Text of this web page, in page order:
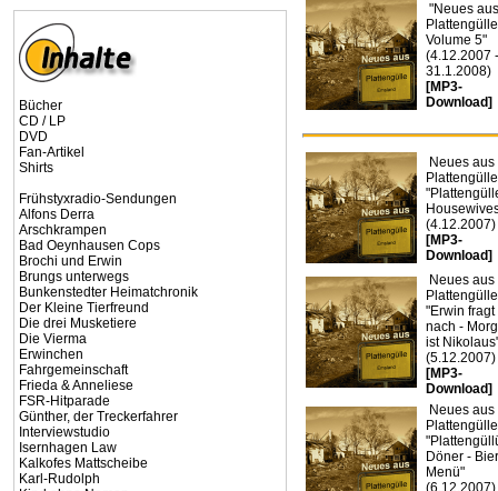
Bücher
CD / LP
DVD
Fan-Artikel
Shirts
Frühstyxradio-Sendungen
Alfons Derra
Arschkrampen
Bad Oeynhausen Cops
Brochi und Erwin
Brungs unterwegs
Bunkenstedter Heimatchronik
Der Kleine Tierfreund
Die drei Musketiere
Die Vierma
Erwinchen
Fahrgemeinschaft
Frieda & Anneliese
FSR-Hitparade
Günther, der Treckerfahrer
Interviewstudio
Isernhagen Law
Kalkofes Mattscheibe
Karl-Rudolph
"Neues aus
Volume 5"
(4.12.2007 -
31.1.2008)
[MP3-
Download]
Neues aus
(4.12.2007)
[MP3-
Download]
Neues aus
"Erwin fragt
nach -
ist
(5.12.2007)
[MP3-
Download]
Neues aus
Döner -
Menü"
(6.12.2007)